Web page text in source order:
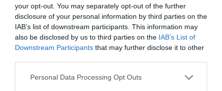
your opt-out. You may separately opt-out of the further
disclosure of your personal information by third parties on the
IAB’s list of downstream participants. This information may
also be disclosed by us to third parties on the IAB’s List of
Downstream Participants that may further disclose it to other
Personal Data Processing Opt Outs
Ez is érdekelheti